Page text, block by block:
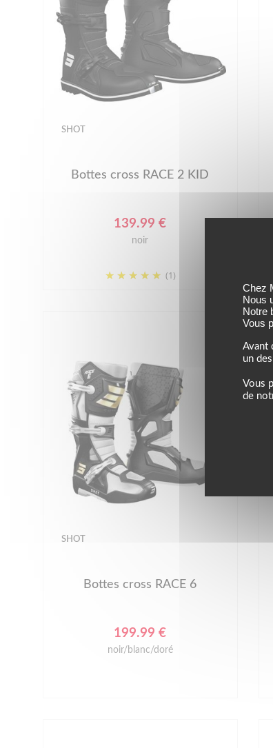
SHOT
Bottes cross RACE 2 KID
139.99 €
noir
(1)
SHOT
Bottes cross RACE 6
199.99 €
noir/blanc/doré
Chez
Nous
Notre
Vous
Avant
un
Vous
de